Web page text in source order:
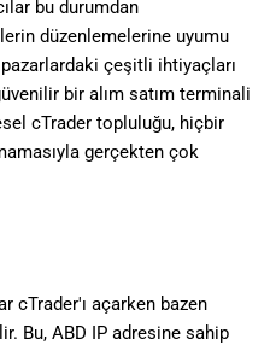
bu durumdan
düzenlemelerine uyumu
çeşitli ihtiyaçları
bir alım satım terminali
cTrader topluluğu, hiçbir
gerçekten çok
cTrader'ı açarken bazen
Bu, ABD IP adresine sahip